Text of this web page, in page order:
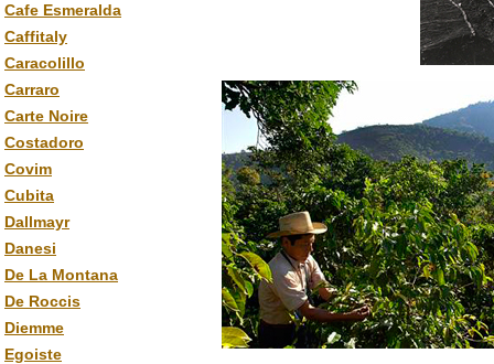
Cafe Esmeralda
Caffitaly
Caracolillo
Carraro
Carte Noire
Costadoro
Covim
Cubita
Dallmayr
Danesi
De La Montana
De Roccis
Diemme
Egoiste